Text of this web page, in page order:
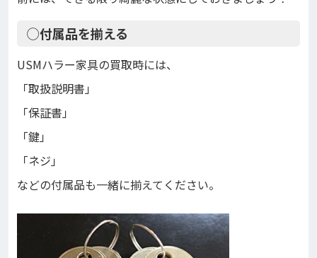
◯付属品を揃える
USMハラー家具の買取時には、
「取扱説明書」
「保証書」
「鍵」
「ネジ」
などの付属品も一緒に揃えてください。